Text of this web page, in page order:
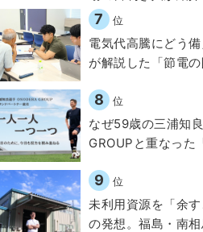
7 位
電気代高騰にどう
が解説した「節電
8 位
なぜ59歳の三浦知
GROUPと重なった
9 位
未利用資源を「余
の発想。福島・南